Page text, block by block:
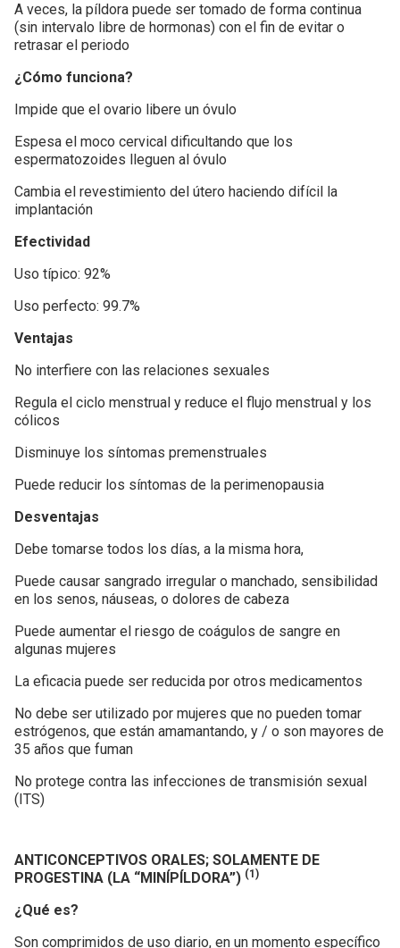
A veces, la píldora puede ser tomado de forma continua
(sin intervalo libre de hormonas) con el fin de evitar o
retrasar el periodo
¿Cómo funciona?
Impide que el ovario libere un óvulo
Espesa el moco cervical dificultando que los
espermatozoides lleguen al óvulo
Cambia el revestimiento del útero haciendo difícil la
implantación
Efectividad
Uso típico: 92%
Uso perfecto: 99.7%
Ventajas
No interfiere con las relaciones sexuales
Regula el ciclo menstrual y reduce el flujo menstrual y los
cólicos
Disminuye los síntomas premenstruales
Puede reducir los síntomas de la perimenopausia
Desventajas
Debe tomarse todos los días, a la misma hora,
Puede causar sangrado irregular o manchado, sensibilidad
en los senos, náuseas, o dolores de cabeza
Puede aumentar el riesgo de coágulos de sangre en
algunas mujeres
La eficacia puede ser reducida por otros medicamentos
No debe ser utilizado por mujeres que no pueden tomar
estrógenos, que están amamantando, y / o son mayores de
35 años que fuman
No protege contra las infecciones de transmisión sexual
(ITS)
ANTICONCEPTIVOS ORALES; SOLAMENTE DE
PROGESTINA (LA “MINÍPÍLDORA”) (1)
¿Qué es?
Son comprimidos de uso diario, en un momento específico